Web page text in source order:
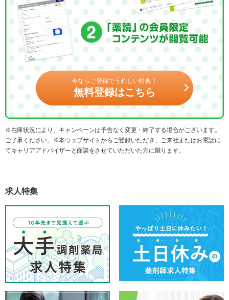
今ならご登録でうれしい特典！
無料登録はこちら
※在庫状況により、キャンペーンは予告なく変更・終了する場合がございます。
ご了承ください。※本ウェブサイトからご登録いただき、ご来社またはお電話に
てキャリアアドバイザーと面談をさせていただいた方に限ります。
求人特集